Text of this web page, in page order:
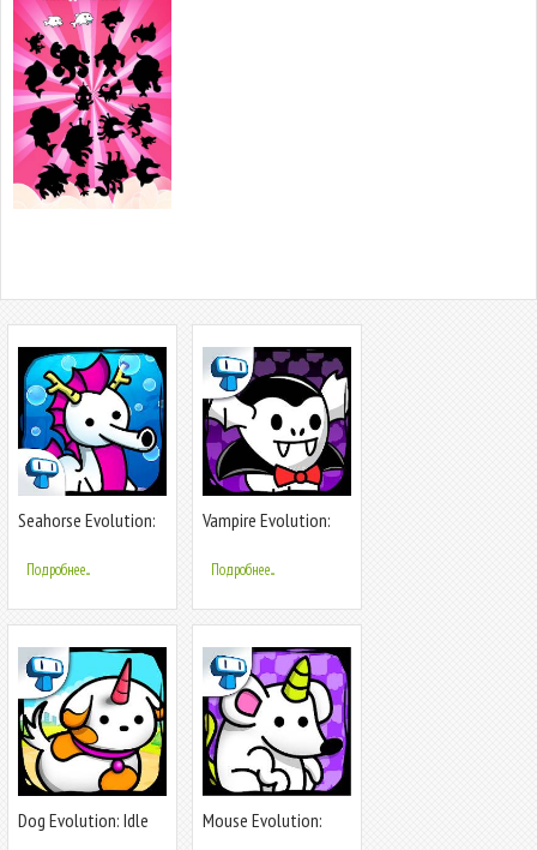
Seahorse Evolution:
Подробнее...
Vampire Evolution:
Подробнее...
Dog Evolution: Idle
Mouse Evolution: